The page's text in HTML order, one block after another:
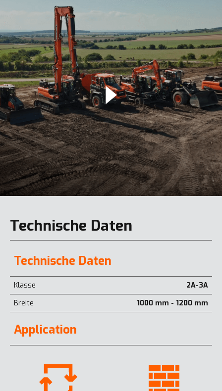
Technische Daten
Technische Daten
Klasse
2A-3A
Breite
1000 mm - 1200 mm
Application